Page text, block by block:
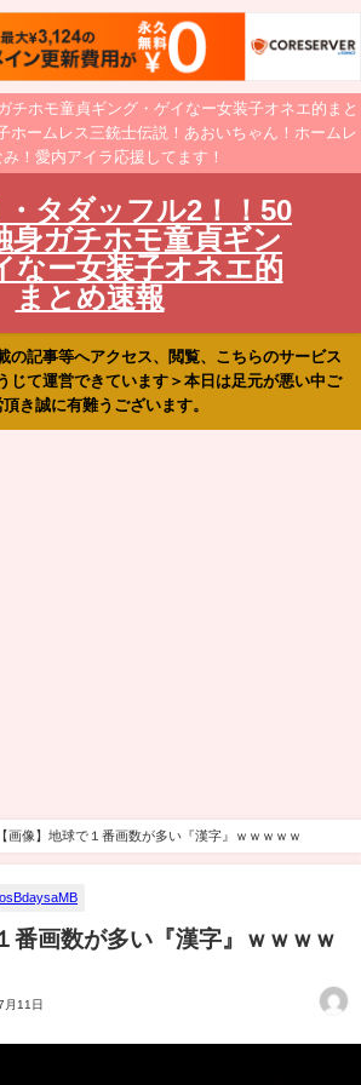
チホモ童貞ギング・ゲイなー女装子オネエ的まと
ホームレス三銃士伝説！あおいちゃん！ホームレ
み！愛内アイラ応援してます！
タダッフル2！！50
身ガチホモ童貞ギン
なー女装子オネエ的
まとめ速報
の記事等へアクセス、閲覧、こちらのサービス
じて運営できています＞本日は足元が悪い中ご
頂き誠に有難うございます。
【画像】地球で１番画数が多い『漢字』ｗｗｗｗｗ
番画数が多い『漢字』ｗｗｗｗ
月11日